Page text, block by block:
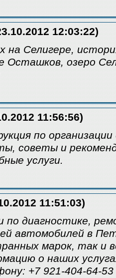
12:03:22)
на Селигере,
Осташков, озеро
11:56:56)
по
советы и
услуги.
11:51:03)
по диагностике,
автомобилей в
марок, так и
о наших
+7 921-404-64-53